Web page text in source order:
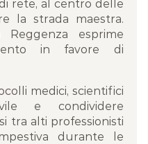
rete, al centro delle
la strada maestra.
esprime
in favore di
medici, scientifici
e condividere
tra alti professionisti
durante le